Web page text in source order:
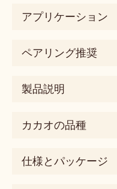
chewy,
fatty,
5
基
味
sweet
アプリケーション
ペアリング推奨
製品説明
カカオの品種
仕様とパッケージ